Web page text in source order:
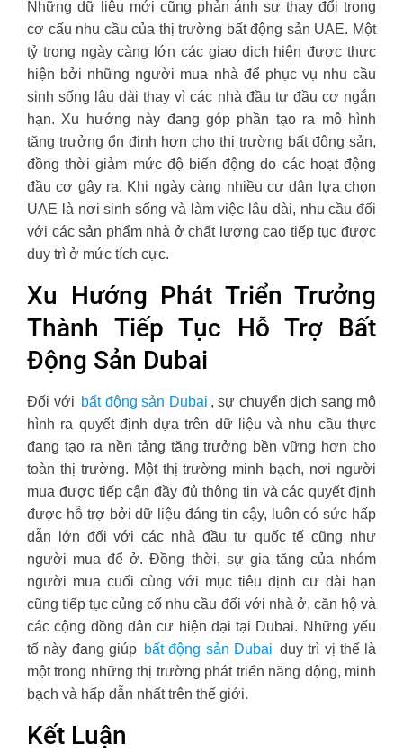
Những dữ liệu mới cũng phản ánh sự thay đổi trong
cơ cấu nhu cầu của thị trường bất động sản UAE. Một
tỷ trọng ngày càng lớn các giao dịch hiện được thực
hiện bởi những người mua nhà để phục vụ nhu cầu
sinh sống lâu dài thay vì các nhà đầu tư đầu cơ ngắn
hạn. Xu hướng này đang góp phần tạo ra mô hình
tăng trưởng ổn định hơn cho thị trường bất động sản,
đồng thời giảm mức độ biến động do các hoạt động
đầu cơ gây ra. Khi ngày càng nhiều cư dân lựa chọn
UAE là nơi sinh sống và làm việc lâu dài, nhu cầu đối
với các sản phẩm nhà ở chất lượng cao tiếp tục được
duy trì ở mức tích cực.
Xu Hướng Phát Triển Trưởng
Thành Tiếp Tục Hỗ Trợ Bất
Động Sản Dubai
Đối với bất động sản Dubai , sự chuyển dịch sang mô
hình ra quyết định dựa trên dữ liệu và nhu cầu thực
đang tạo ra nền tảng tăng trưởng bền vững hơn cho
toàn thị trường. Một thị trường minh bạch, nơi người
mua được tiếp cận đầy đủ thông tin và các quyết định
được hỗ trợ bởi dữ liệu đáng tin cậy, luôn có sức hấp
dẫn lớn đối với các nhà đầu tư quốc tế cũng như
người mua để ở. Đồng thời, sự gia tăng của nhóm
người mua cuối cùng với mục tiêu định cư dài hạn
cũng tiếp tục củng cố nhu cầu đối với nhà ở, căn hộ và
các cộng đồng dân cư hiện đại tại Dubai. Những yếu
tố này đang giúp bất động sản Dubai duy trì vị thế là
một trong những thị trường phát triển năng động, minh
bạch và hấp dẫn nhất trên thế giới.
Kết Luận